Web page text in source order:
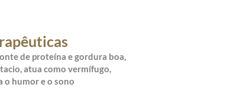
de proteína e gordura boa,
atua como vermífugo,
humor e o sono